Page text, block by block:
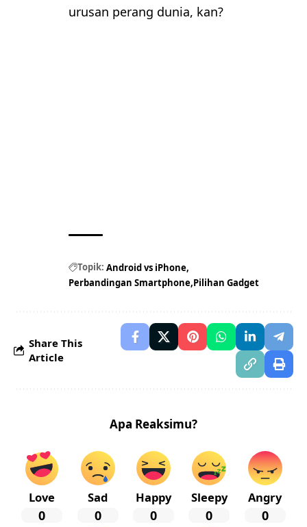
urusan perang dunia, kan?
Topik: Android vs iPhone
Perbandingan Smartphone Pilihan Gadget
Share This
Article
Apa Reaksimu?
Love
0
Sad
0
Happy
0
Sleepy
0
Angry
0